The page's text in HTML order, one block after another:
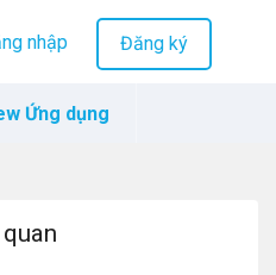
nhập Đăng ký
Ứng dụng